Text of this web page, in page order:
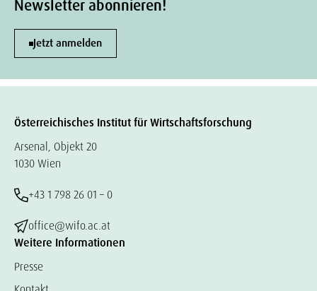
Newsletter abonnieren!
Jetzt anmelden
Österreichisches Institut für Wirtschaftsforschung
Arsenal, Objekt 20
1030 Wien
+43 1 798 26 01 – 0
office@wifo.ac.at
Weitere Informationen
Presse